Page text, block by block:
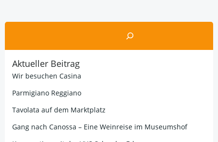
Suchen
Aktueller Beitrag
Wir besuchen Casina
Parmigiano Reggiano
Tavolata auf dem Marktplatz
Gang nach Canossa – Eine Weinreise im Museumshof